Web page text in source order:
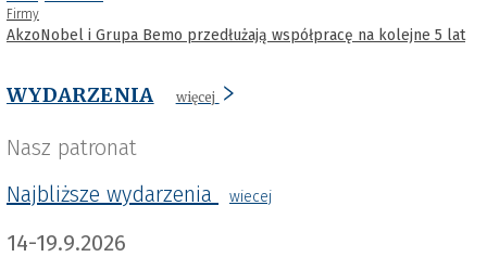
Firmy
AkzoNobel i Grupa Bemo przedłużają współpracę na kolejne 5 lat
WYDARZENIA więcej
Nasz patronat
Najbliższe wydarzenia
wiecej
14-19.9.2026